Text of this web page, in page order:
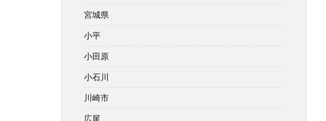
宮城県
小平
小田原
小石川
川崎市
広尾